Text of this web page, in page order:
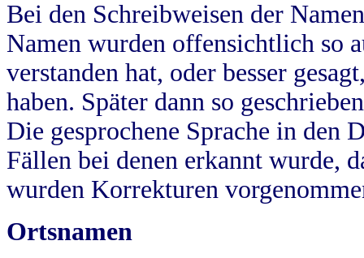
Bei den Schreibweisen der
Namen wurden offensichtlich so
verstanden hat, oder besser
haben. Später dann so
Die gesprochene Sprache in
Fällen bei denen erkannt wurde,
wurden Korrekturen
Ortsnamen